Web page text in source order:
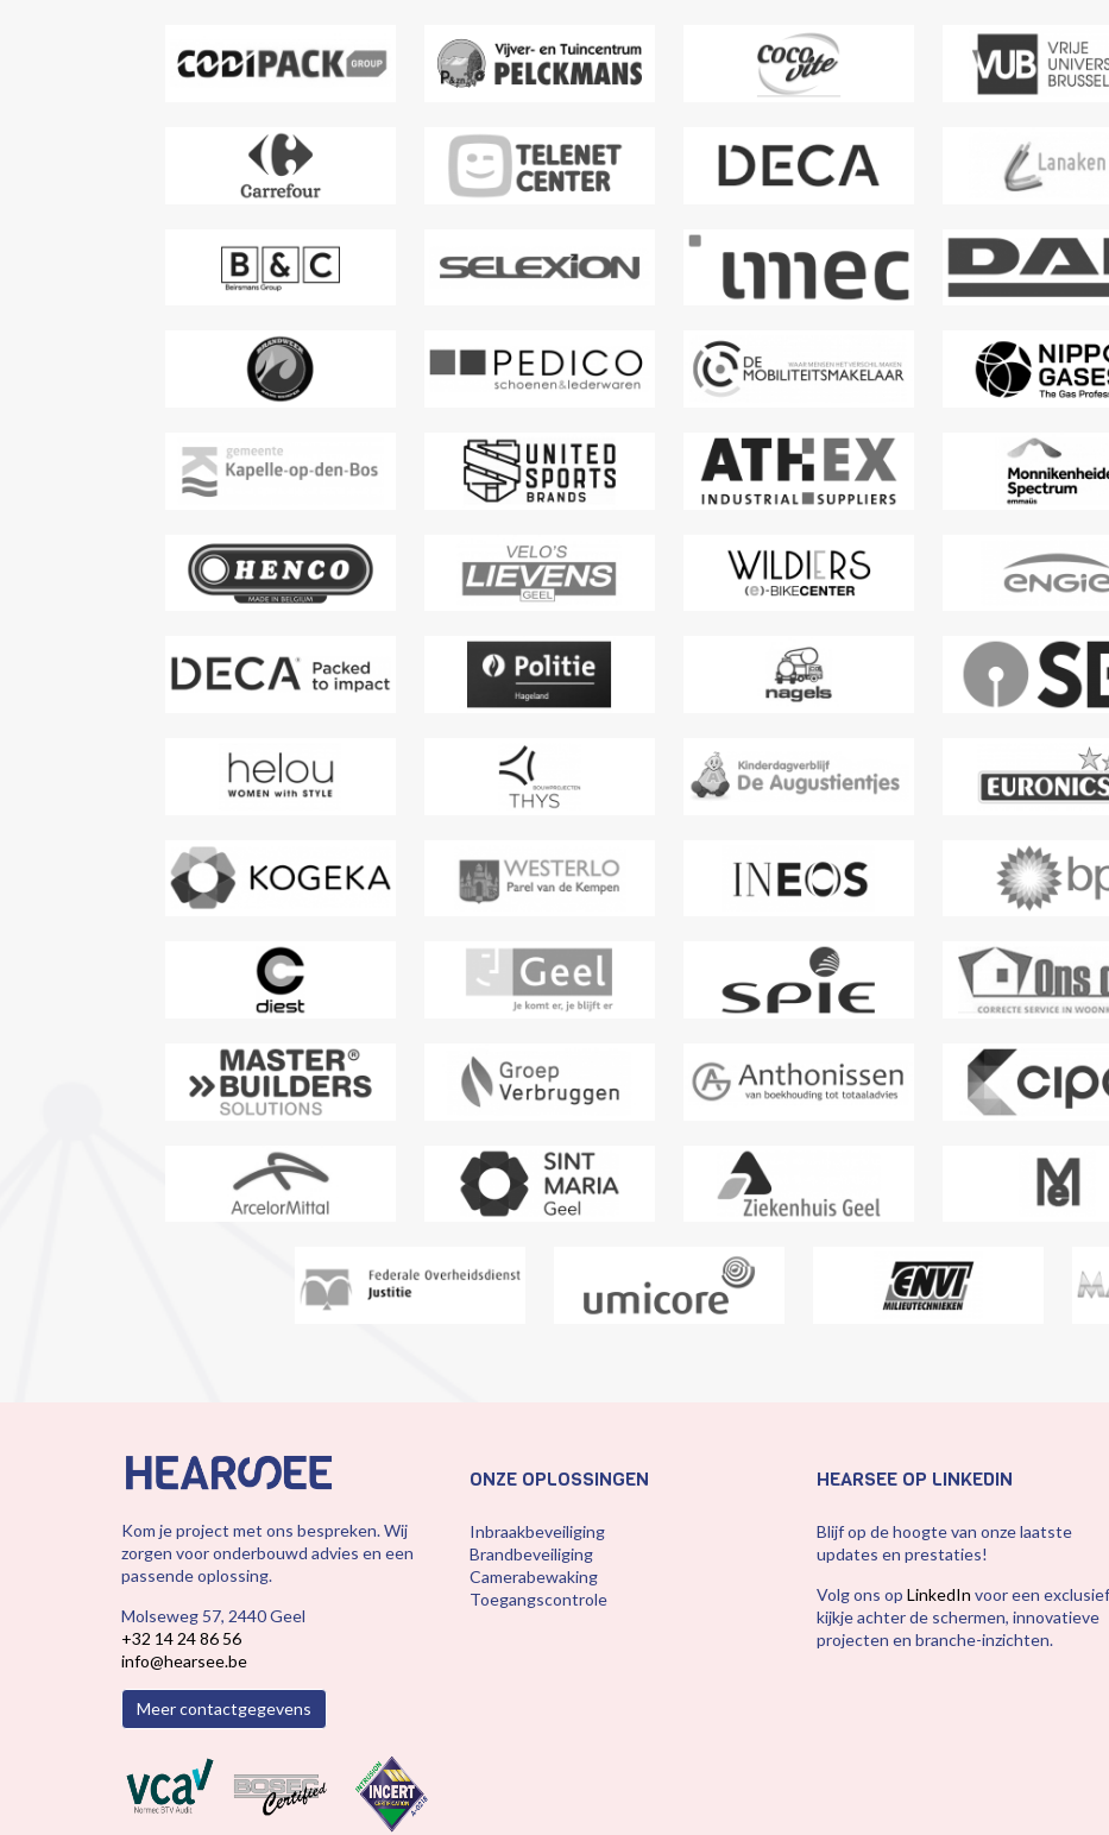
Kom je project met ons bespreken. Wij
zorgen voor onderbouwd advies en een
passende oplossing.
Molseweg 57, 2440 Geel
+32 14 24 86 56
info@hearsee.be
Meer contactgegevens
ONZE OPLOSSINGEN
Inbraakbeveiliging
Brandbeveiliging
Camerabewaking
Toegangscontrole
HEARSEE OP LINKEDIN
Blijf op de hoogte van onze laatste
updates en prestaties!
Volg ons op LinkedIn voor een exclusief
kijkje achter de schermen, innovatieve
projecten en branche-inzichten.